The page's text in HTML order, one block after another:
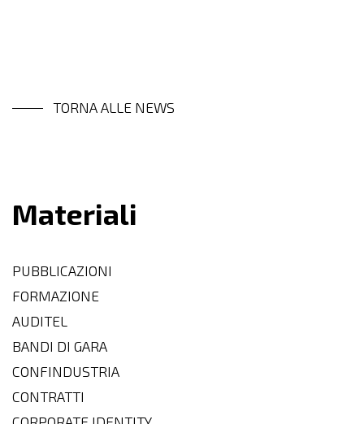
TORNA ALLE NEWS
Materiali
PUBBLICAZIONI
FORMAZIONE
AUDITEL
BANDI DI GARA
CONFINDUSTRIA
CONTRATTI